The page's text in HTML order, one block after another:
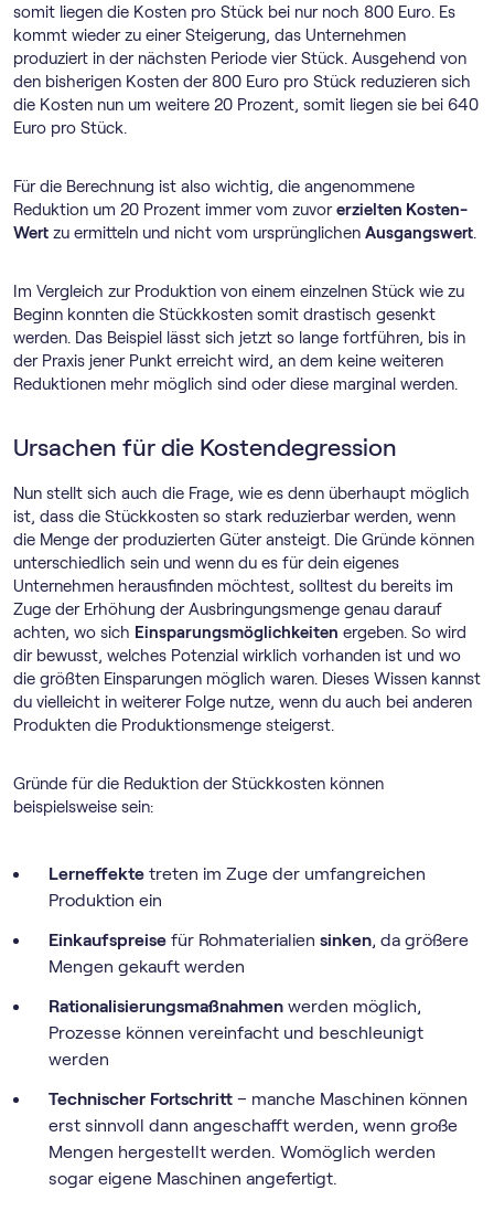
somit liegen die Kosten pro Stück bei nur noch 800 Euro. Es
kommt wieder zu einer Steigerung, das Unternehmen
produziert in der nächsten Periode vier Stück. Ausgehend von
den bisherigen Kosten der 800 Euro pro Stück reduzieren sich
die Kosten nun um weitere 20 Prozent, somit liegen sie bei 640
Euro pro Stück.
Für die Berechnung ist also wichtig, die angenommene
Reduktion um 20 Prozent immer vom zuvorerzielten Kosten-
Wert zu ermitteln und nicht vom ursprünglichen Ausgangswert.
Im Vergleich zur Produktion von einem einzelnen Stück wie zu
Beginn konnten die Stückkosten somit drastisch gesenkt
werden. Das Beispiel lässt sich jetzt so lange fortführen, bis in
der Praxis jener Punkt erreicht wird, an dem keine weiteren
Reduktionen mehr möglich sind oder diese marginal werden.
Ursachen für die Kostendegression
Nun stellt sich auch die Frage, wie es denn überhaupt möglich
ist, dass die Stückkosten so stark reduzierbar werden, wenn
die Menge der produzierten Güter ansteigt. Die Gründe können
unterschiedlich sein und wenn du es für dein eigenes
Unternehmen herausfinden möchtest, solltest du bereits im
Zuge der Erhöhung der Ausbringungsmenge genau darauf
achten, wo sich Einsparungsmöglichkeiten ergeben. So wird
dir bewusst, welches Potenzial wirklich vorhanden ist und wo
die größten Einsparungen möglich waren. Dieses Wissen kannst
du vielleicht in weiterer Folge nutze, wenn du auch bei anderen
Produkten die Produktionsmenge steigerst.
Gründe für die Reduktion der Stückkosten können
beispielsweise sein:
Lerneffekte treten im Zuge der umfangreichen
Produktion ein
Einkaufspreise für Rohmaterialien sinken, da größere
Mengen gekauft werden
Rationalisierungsmaßnahmen werden möglich,
Prozesse können vereinfacht und beschleunigt
werden
Technischer Fortschritt – manche Maschinen können
erst sinnvoll dann angeschafft werden, wenn große
Mengen hergestellt werden. Womöglich werden
sogar eigene Maschinen angefertigt.